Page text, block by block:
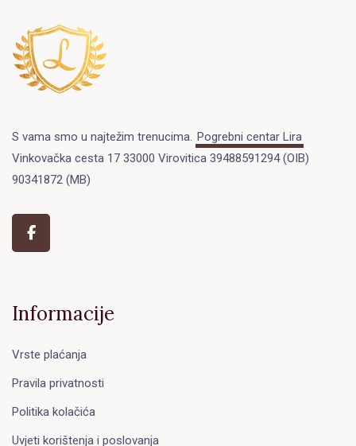
S vama smo u najtežim trenucima. Pogrebni centar Lira
Vinkovačka cesta 17 33000 Virovitica 39488591294 (OIB)
90341872 (MB)
Informacije
Vrste plaćanja
Pravila privatnosti
Politika kolačića
Uvjeti korištenja i poslovanja